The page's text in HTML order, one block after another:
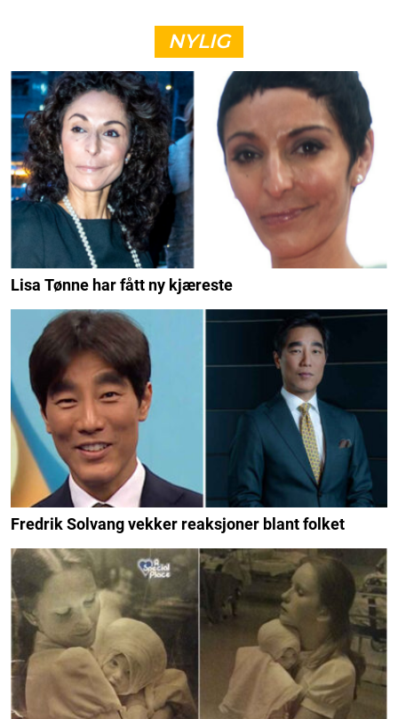
NYLIG
Lisa Tønne har fått ny kjæreste
Fredrik Solvang vekker reaksjoner blant folket